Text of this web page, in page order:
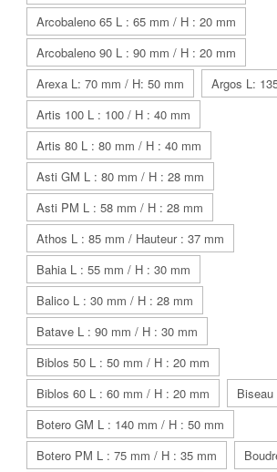
Arcobaleno 65 L : 65 mm / H : 20 mm
Arcobaleno 90 L : 90 mm / H : 20 mm
Arexa L: 70 mm / H: 50 mm
Argos L:
Artis 100 L : 100 / H : 40 mm
Artis 80 L : 80 mm / H : 40 mm
Asti GM L : 80 mm / H : 28 mm
Asti PM L : 58 mm / H : 28 mm
Athos L : 85 mm / Hauteur : 37 mm
Bahia L : 55 mm / H : 30 mm
Balico L : 30 mm / H : 28 mm
Batave L : 90 mm / H : 30 mm
Biblos 50 L : 50 mm / H : 20 mm
Biblos 60 L : 60 mm / H : 20 mm
Biseau
Botero GM L : 140 mm / H : 50 mm
Botero PM L : 75 mm / H : 35 mm